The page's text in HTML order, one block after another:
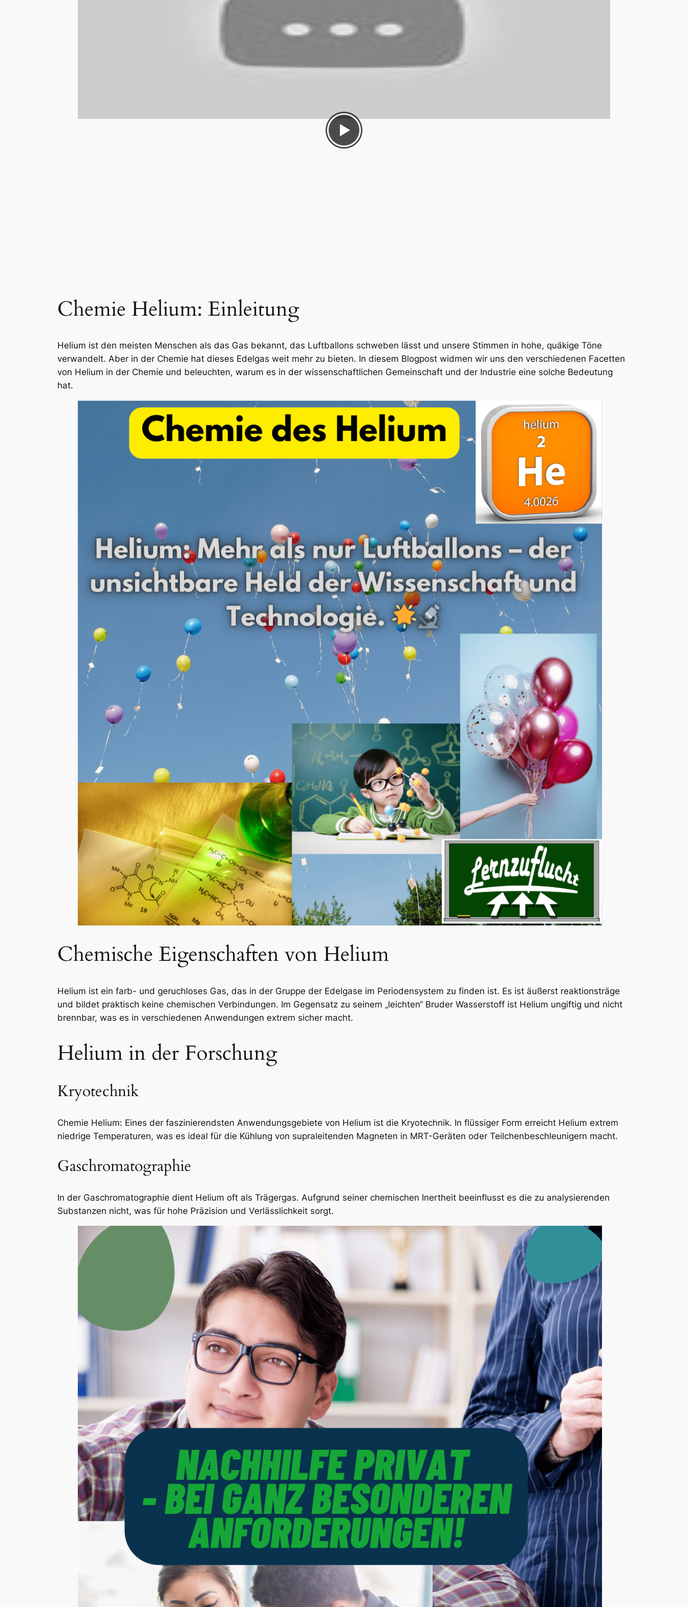
Chemie Helium: Einleitung
Helium ist den meisten Menschen als das Gas bekannt, das Luftballons schweben lässt und unsere Stimmen in hohe, quäkige Töne
verwandelt. Aber in der Chemie hat dieses Edelgas weit mehr zu bieten. In diesem Blogpost widmen wir uns den verschiedenen Facetten
von Helium in der Chemie und beleuchten, warum es in der wissenschaftlichen Gemeinschaft und der Industrie eine solche Bedeutung
hat.
Chemische Eigenschaften von Helium
Helium ist ein farb- und geruchloses Gas, das in der Gruppe der Edelgase im Periodensystem zu finden ist. Es ist äußerst reaktionsträge
und bildet praktisch keine chemischen Verbindungen. Im Gegensatz zu seinem „leichten“ Bruder Wasserstoff ist Helium ungiftig und nicht
brennbar, was es in verschiedenen Anwendungen extrem sicher macht.
Helium in der Forschung
Kryotechnik
Chemie Helium: Eines der faszinierendsten Anwendungsgebiete von Helium ist die Kryotechnik. In flüssiger Form erreicht Helium extrem
niedrige Temperaturen, was es ideal für die Kühlung von supraleitenden Magneten in MRT-Geräten oder Teilchenbeschleunigern macht.
Gaschromatographie
In der Gaschromatographie dient Helium oft als Trägergas. Aufgrund seiner chemischen Inertheit beeinflusst es die zu analysierenden
Substanzen nicht, was für hohe Präzision und Verlässlichkeit sorgt.